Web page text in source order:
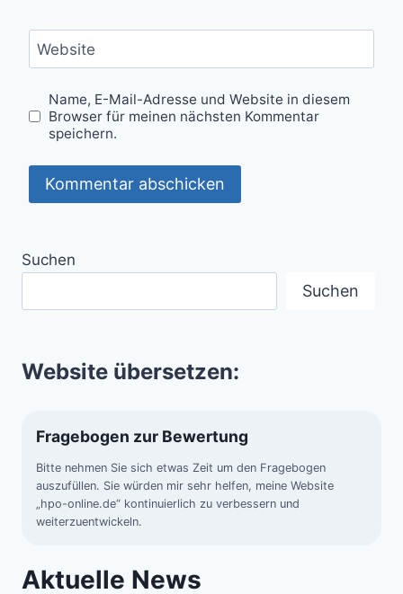
Website
Name, E-Mail-Adresse und Website in diesem
Browser für meinen nächsten Kommentar
speichern.
Suchen
Suchen
Website übersetzen:
Fragebogen zur Bewertung
Bitte nehmen Sie sich etwas Zeit um den Fragebogen
auszufüllen. Sie würden mir sehr helfen, meine Website
„hpo-online.de“ kontinuierlich zu verbessern und
weiterzuentwickeln.
Aktuelle News